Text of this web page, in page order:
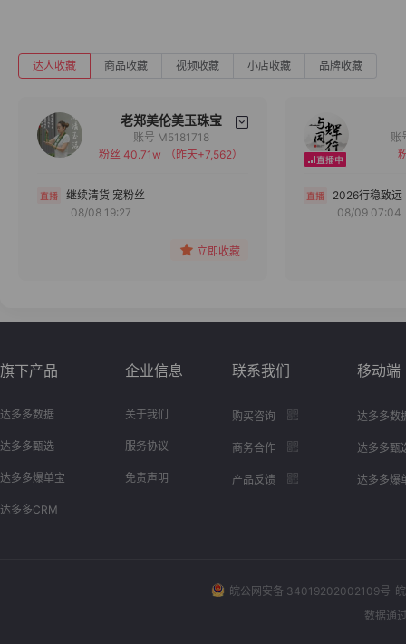
达人收藏 商品收藏 视频收藏 小店收藏 品牌收藏
老郑美伦美玉珠宝
备注
账号 M5181718
粉丝 40.71w
（昨天+7,562）
继续清货 宠粉丝
08/08 19:27
立即收藏
2026行稳致远
08/09 07:04
旗下产品
达多多数据
达多多甄选
达多多爆单宝
达多多CRM
企业信息
关于我们
服务协议
免责声明
联系我们
购买咨询
商务合作
产品反馈
移动端
达多多数
达多多甄
达多多爆
皖公网安备 34019202002109号
数据通